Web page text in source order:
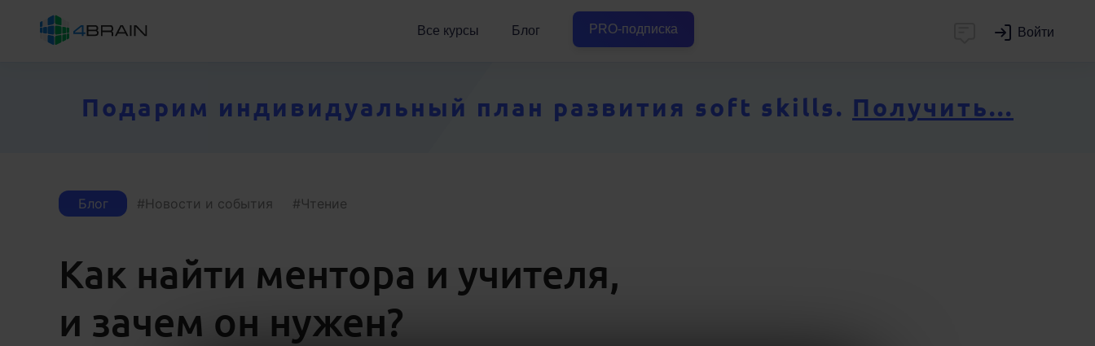
Все курсы Блог PRO-подписка Войти
Подарим индивидуальный план развития soft skills. Получить...
Блог Новости и события Чтение
Как найти ментора и учителя,
и зачем он нужен?